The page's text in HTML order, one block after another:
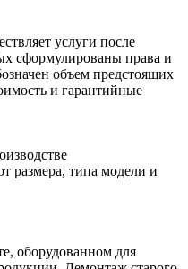
услуги после
сформулированы права и
объем предстоящих
и гарантийные
размера, типа модели и
оборудованном для